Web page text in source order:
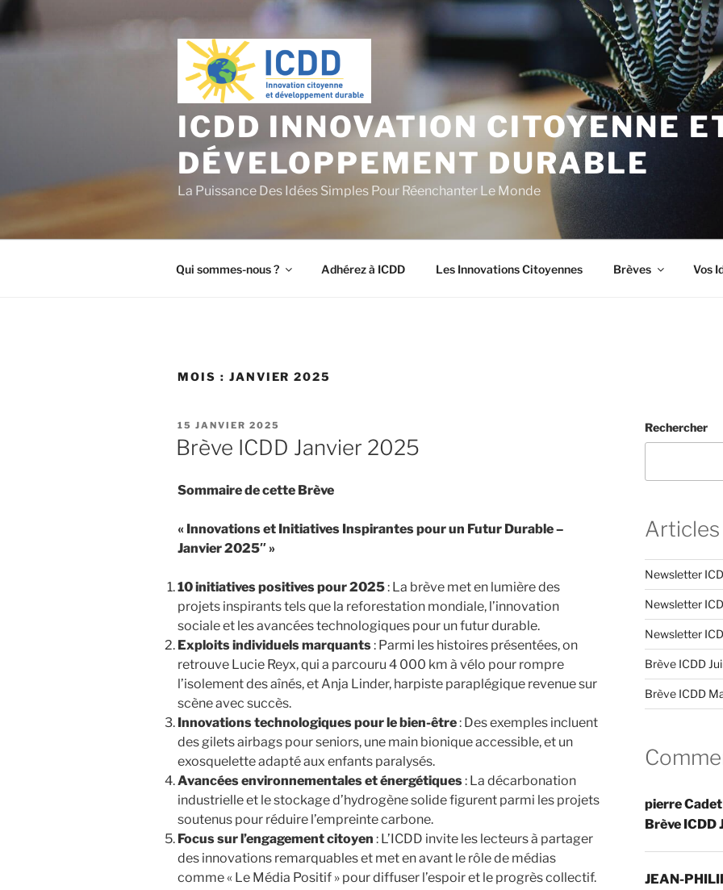
contenu
ICDD INNOVATION CITOYENNE
DÉVELOPPEMENT DURABLE
La Puissance Des Idées Simples Pour Réenchanter Le Monde
Qui sommes-nous ? Adhérez à ICDD Les Innovations Citoyennes Brèves Vos
MOIS : JANVIER 2025
PUBLIÉ
LE
15 JANVIER 2025
Brève ICDD Janvier 2025
Sommaire de cette Brève
« Innovations et Initiatives Inspirantes pour un Futur Durable –
Janvier 2025″ »
10 initiatives positives pour 2025: La brève met en lumière des
projets inspirants tels que la reforestation mondiale, l’innovation
sociale et les avancées technologiques pour un futur durable.
Exploits individuels marquants: Parmi les histoires présentées, on
retrouve Lucie Reyx, qui a parcouru 4 000 km à vélo pour rompre
l’isolement des aînés, et Anja Linder, harpiste paraplégique revenue sur
scène avec succès.
Innovations technologiques pour le bien-être: Des exemples incluent
des gilets airbags pour seniors, une main bionique accessible, et un
exosquelette adapté aux enfants paralysés.
Avancées environnementales et énergétiques: La décarbonation
industrielle et le stockage d’hydrogène solide figurent parmi les projets
soutenus pour réduire l’empreinte carbone.
Focus sur l’engagement citoyen : L’ICDD invite les lecteurs à partager
des innovations remarquables et met en avant le rôle de médias
comme « Le Média Positif » pour diffuser l’espoir et le progrès collectif.
Rechercher
Newsletter
Newsletter
Newsletter
Brève ICDD
Brève ICDD
pierre
Brève ICDD
JEAN-